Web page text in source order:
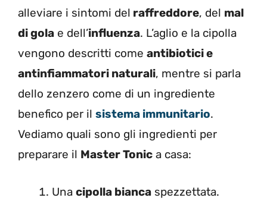
alleviare i sintomi del raffreddore, del mal
di gola e dell’influenza. L’aglio e la cipolla
vengono descritti come antibiotici e
antinfiammatori naturali, mentre si parla
dello zenzero come di un ingrediente
benefico per il sistema immunitario.
Vediamo quali sono gli ingredienti per
preparare il Master Tonic a casa:
Una cipolla bianca spezzettata.